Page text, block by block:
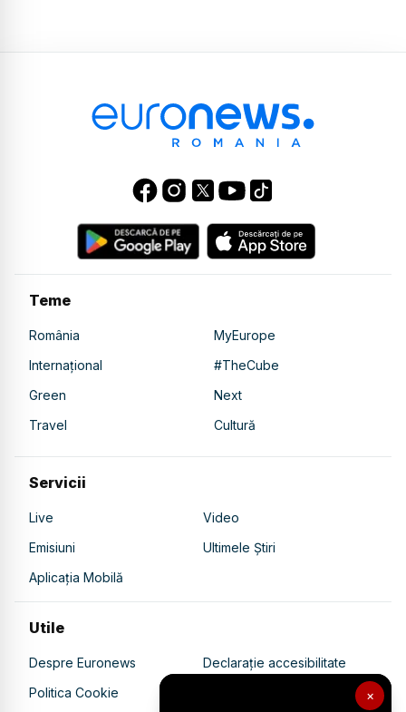
×
Teme
România
MyEurope
Internațional
#TheCube
Green
Next
Travel
Cultură
Servicii
Live
Video
Emisiuni
Ultimele Știri
Aplicația Mobilă
Utile
Despre Euronews
Declarație accesibilitate
Politica Cookie
Politica de confidențialitate